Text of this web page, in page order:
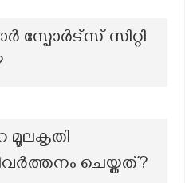
സ്പോർട്സ് സിറ്റി
മൂലകൃതി
ചെയ്തത്?